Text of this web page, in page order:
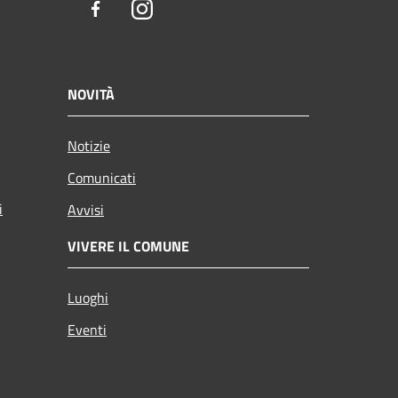
FacebookInstagram
NOVITÀ
Notizie
Comunicati
Avvisi
VIVERE IL COMUNE
Luoghi
Eventi